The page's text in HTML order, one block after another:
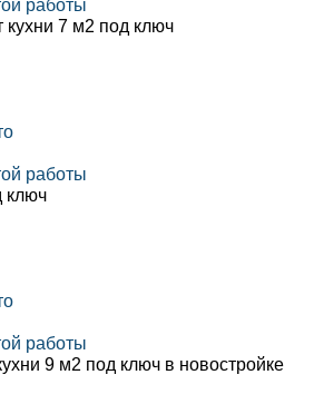
работы
кухни 7 м2 под ключ
работы
ключ
работы
9 м2 под ключ в новостройке